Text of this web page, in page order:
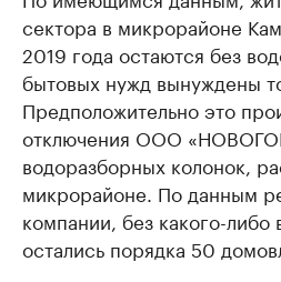
сектора в микрорайоне
2019 года остаются без
бытовых нужд вынуждены
Предположительно это
отключения ООО
водоразборных колонок,
микрорайоне. По данным
компании, без какого-либо
остались порядка 50